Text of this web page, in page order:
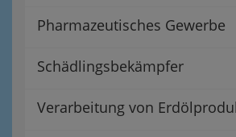
Pharmazeutisches Gewerbe
Schädlingsbekämpfer
Verarbeitung von